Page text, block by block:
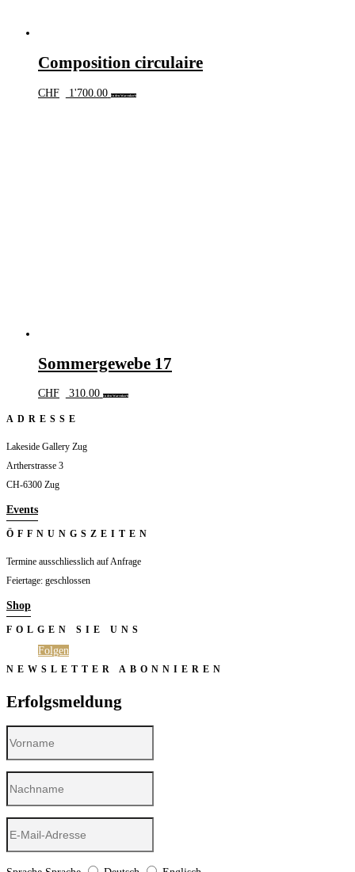
Composition circulaire
CHF 1'700.00 In den Warenkorb
Sommergewebe 17
CHF 310.00 In den Warenkorb
ADRESSE
Lakeside Gallery Zug
Artherstrasse 3
CH-6300 Zug
Events
ÖFFNUNGSZEITEN
Termine ausschliesslich auf Anfrage
Feiertage: geschlossen
Shop
FOLGEN SIE UNS
Folgen
NEWSLETTER ABONNIEREN
Erfolgsmeldung